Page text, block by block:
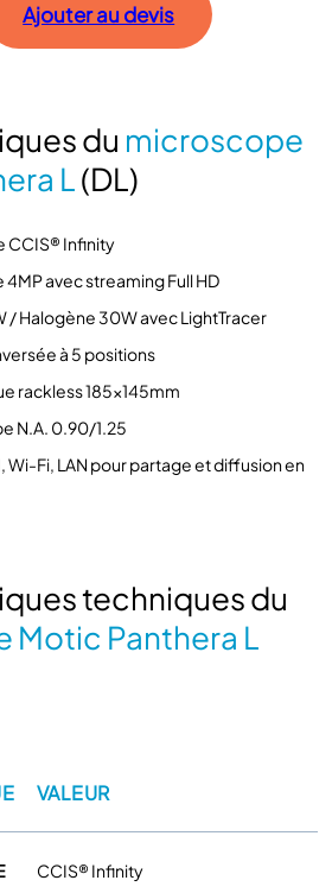
Ajouter au devis
du microscope
L(DL)
CCIS® Infinity
avec streaming Full HD
/ Halogène 30W avec LightTracer
à 5 positions
rackless 185x145mm
N.A. 0.90/1.25
Wi-Fi, LAN pour partage et diffusion en
techniques du
Motic Panthera L
VALEUR
CCIS® Infinity